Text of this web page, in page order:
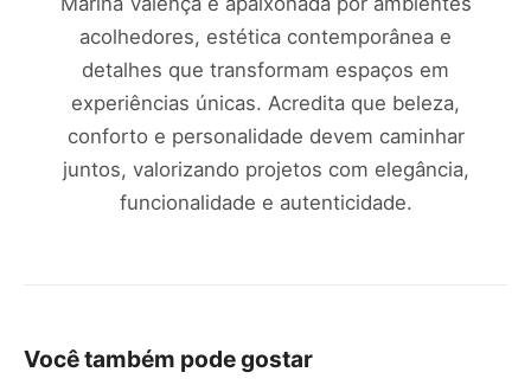
acolhedores, estética contemporânea e
detalhes que transformam espaços em
experiências únicas. Acredita que beleza,
conforto e personalidade devem caminhar
juntos, valorizando projetos com elegância,
funcionalidade e autenticidade.
Você também pode gostar